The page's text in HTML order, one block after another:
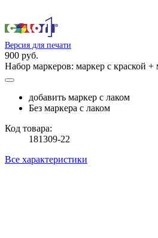
Версия для печати
900 руб.
Набор маркеров: маркер с краской +
добавить маркер с лаком
Без маркера с лаком
Код товара:
181309-22
Все характеристики